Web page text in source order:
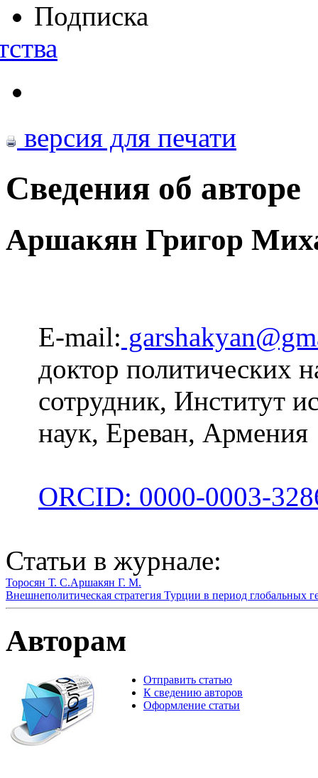
Подписка
версия для печати
Сведения об авторе
Аршакян Григор
E-mail:
доктор политических
сотрудник, Институт
наук, Ереван, Армения
ORCID: 0000-0003-
Статьи в журнале:
Торосян Т. С.Аршакян Г. М.
Внешнеполитическая стратегия Турции в период глобальных
Авторам
Отправить статью
К сведению авторов
Оформление статьи